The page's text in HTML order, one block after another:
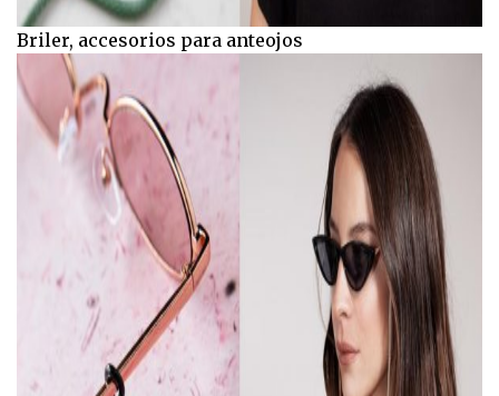
Briler, accesorios para anteojos